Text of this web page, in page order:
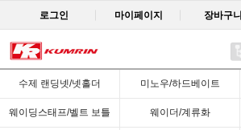
로그인 마이페이지 장바구니
수제 랜딩넷/넷홀더 미노우/하드베이트
웨이딩스태프/벨트 보틀 웨이더/계류화